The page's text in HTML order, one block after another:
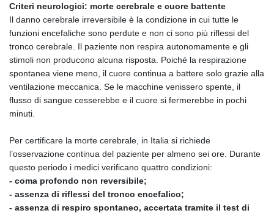
Criteri neurologici: morte cerebrale e cuore battente
Il danno cerebrale irreversibile è la condizione in cui tutte le
funzioni encefaliche sono perdute e non ci sono più riflessi del
tronco cerebrale. Il paziente non respira autonomamente e gli
stimoli non producono alcuna risposta. Poiché la respirazione
spontanea viene meno, il cuore continua a battere solo grazie alla
ventilazione meccanica. Se le macchine venissero spente, il
flusso di sangue cesserebbe e il cuore si fermerebbe in pochi
minuti.
Per certificare la morte cerebrale, in Italia si richiede
l’osservazione continua del paziente per almeno sei ore. Durante
questo periodo i medici verificano quattro condizioni:
- coma profondo non reversibile;
- assenza di riflessi del tronco encefalico;
- assenza di respiro spontaneo, accertata tramite il test di